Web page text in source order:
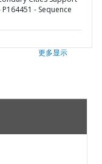
- Sequence
更多显示